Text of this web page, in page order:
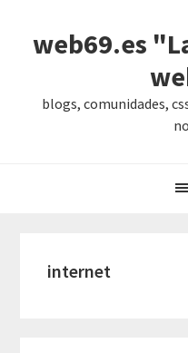
web69.es
blogs, comunidades,
internet